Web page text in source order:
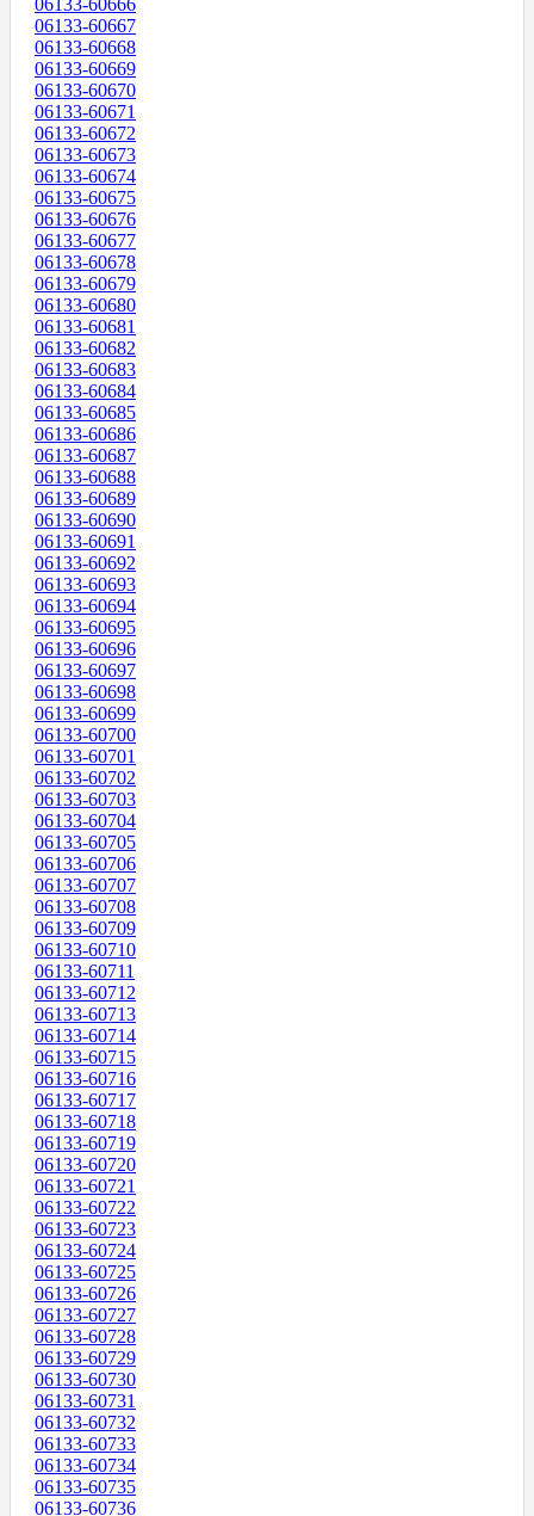
06133-60666
06133-60667
06133-60668
06133-60669
06133-60670
06133-60671
06133-60672
06133-60673
06133-60674
06133-60675
06133-60676
06133-60677
06133-60678
06133-60679
06133-60680
06133-60681
06133-60682
06133-60683
06133-60684
06133-60685
06133-60686
06133-60687
06133-60688
06133-60689
06133-60690
06133-60691
06133-60692
06133-60693
06133-60694
06133-60695
06133-60696
06133-60697
06133-60698
06133-60699
06133-60700
06133-60701
06133-60702
06133-60703
06133-60704
06133-60705
06133-60706
06133-60707
06133-60708
06133-60709
06133-60710
06133-60711
06133-60712
06133-60713
06133-60714
06133-60715
06133-60716
06133-60717
06133-60718
06133-60719
06133-60720
06133-60721
06133-60722
06133-60723
06133-60724
06133-60725
06133-60726
06133-60727
06133-60728
06133-60729
06133-60730
06133-60731
06133-60732
06133-60733
06133-60734
06133-60735
06133-60736